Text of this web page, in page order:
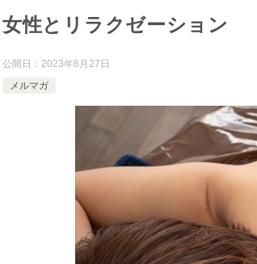
女性とリラクゼーション
公開日： 2023年6月27日
メルマガ